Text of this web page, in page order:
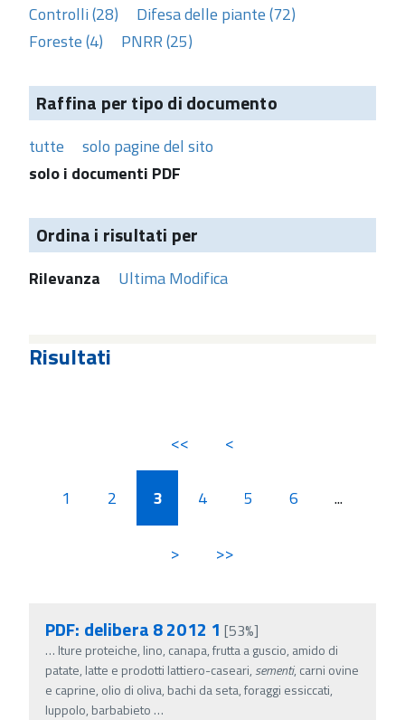
Controlli (28)
Difesa delle piante (72)
Foreste (4)
PNRR (25)
Raffina per tipo di documento
tutte
solo pagine del sito
solo i documenti PDF
Ordina i risultati per
Rilevanza Ultima Modifica
Risultati
<< <
1 2 3 4 5 6 ...
> >>
PDF: delibera 8 2012 1[53%]
… lture proteiche, lino, canapa, frutta a guscio, amido di
patate, latte e prodotti lattiero-caseari, sementi, carni ovine
e caprine, olio di oliva, bachi da seta, foraggi essiccati,
luppolo, barbabieto …